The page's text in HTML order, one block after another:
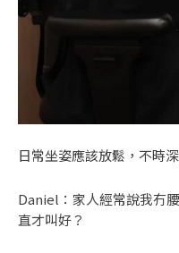
日常坐姿應該放鬆，不時
Daniel：家人經常說我冇
直才叫好？